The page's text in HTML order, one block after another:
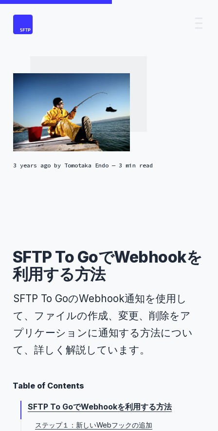
3 years agoby Tomotaka Endo — 3 min read
SFTP To GoでWebhookを
利用する方法
SFTP To GoのWebhook通知を使用し
て、ファイルの作成、変更、削除をア
プリケーションに通知する方法につい
て、詳しく解説しています。
Table of Contents
SFTP To GoでWebhookを利用する方法
ステップ１：新しいWebフックの追加